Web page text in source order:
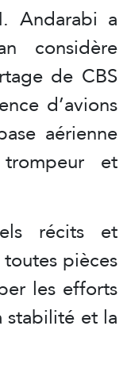
Andarabi a
considère
de CBS
d’avions
aérienne
et
récits et
pièces
les efforts
stabilité et la